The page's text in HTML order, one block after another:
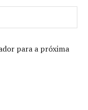
para a próxima